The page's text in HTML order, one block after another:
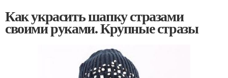
Как украсить шапку стразами
своими руками. Крупные стразы